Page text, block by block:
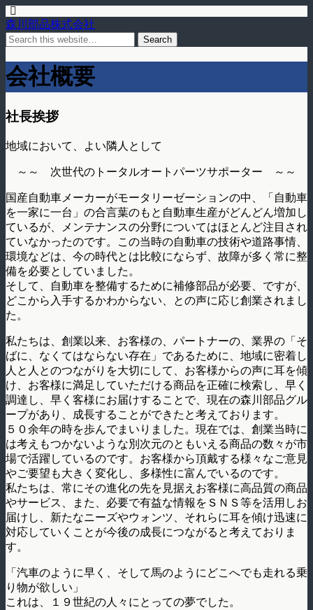
森川部品株式会社
会社概要
社長挨拶
地域において、よい隣人として
～～ 次世代のトータルオートパーツサポーター ～～
国産自動車メーカーがモータリーゼーションの中、「自動車
を一家に一台」の合言葉のもと自動車生産がどんどん増加し
ているが、メンテナンスの分野についてはほとんど注目され
ていなかったのです。この当時の自動車の技術や道路事情、
環境などは、今の時代とは比較にならず、故障が多く常に整
備を必要としていました。
そして、自動車を整備するために補修部品が必要、ですが、
どこから入手するかわからない、との声に応じ創業されまし
た。
私たちは、創業以来、お客様の、パートナーの、業界の「そ
ばに、なくてはならない存在」であるために、地域に密着し
人と人とのつながりを大切にして、お客様からの声に耳を傾
け、お客様に満足していただける商品を正確に検索し、早く
調達し、早く客様にお届けすることで、現在の森川部品グル
ープがあり、成長することができたと考えております。
５０余年の時を歩んでまいりました。現在では、創業当時に
は考えもつかないような別次元のともいえる商品の数々が市
場で活躍しているのです。お客様から頂戴する様々なご意見
やご要望も大きく変化し、多様性に富んでいるのです。
私たちは、常にその進化の先を見据えお客様に高品質の商品
やサービス、また、必要で有益な情報をＳＮＳ等を活用しお
届けし、新たなニーズやウォンツ、それらに耳を傾け迅速に
対応していくことが今後の成長につながると考えておりま
す。
「汽車のように早く、そして馬のようにどこへでも走れる乗
り物が欲しい」
これは、１９世紀の人々にとっての夢でした。